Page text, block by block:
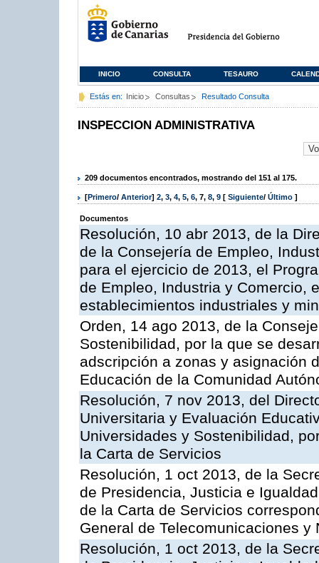
INICIO CONSULTA TESAURO
Estás en: Inicio Consultas Resultado Consulta
INSPECCION ADMINISTRATIVA
209 documentos encontrados, mostrando del 151 al 175.
[Primero/ Anterior] 2, 3, 4, 5, 6, 7, 8, 9 [ Siguiente/ Último ]
Documentos
Resolución, 10 abr 2013, de la
de la Consejería de Empleo,
para el ejercicio de 2013, el
de Empleo, Industria y Comercio,
establecimientos industriales y
Orden, 14 ago 2013, de la
Sostenibilidad, por la que se
adscripción a zonas y asignación
Educación de la Comunidad
Resolución, 7 nov 2013, del
Universitaria y Evaluación
Universidades y Sostenibilidad,
la Carta de Servicios
Resolución, 1 oct 2013, de la
de Presidencia, Justicia e
de la Carta de Servicios
General de Telecomunicaciones y
Resolución, 1 oct 2013, de la